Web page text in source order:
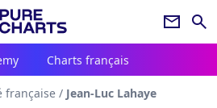
newsletter search
Charts français
française / Jean-Luc Lahaye